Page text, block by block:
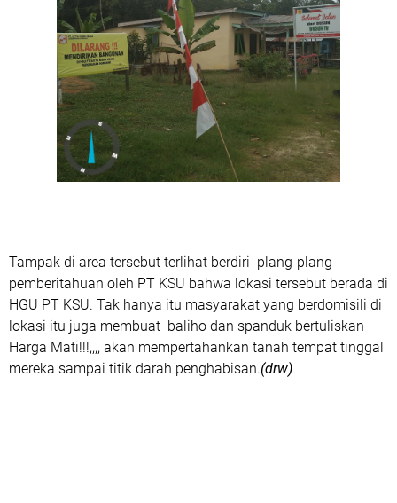
Tampak di area tersebut terlihat berdiri plang-plang
pemberitahuan oleh PT KSU bahwa lokasi tersebut berada di
HGU PT KSU. Tak hanya itu masyarakat yang berdomisili di
lokasi itu juga membuat baliho dan spanduk bertuliskan
Harga Mati!!!,,,, akan mempertahankan tanah tempat tinggal
mereka sampai titik darah penghabisan.(drw)